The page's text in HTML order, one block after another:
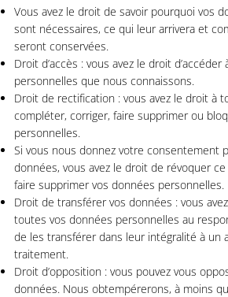
Vous avez le droit de savoir pourquoi vos
sont nécessaires, ce qui leur arrivera et
seront conservées.
Droit d’accès : vous avez le droit d’accéder
personnelles que nous connaissons.
Droit de rectification : vous avez le droit à
compléter, corriger, faire supprimer ou
personnelles.
Si vous nous donnez votre consentement
données, vous avez le droit de révoquer
faire supprimer vos données personnelles.
Droit de transférer vos données : vous
toutes vos données personnelles au
de les transférer dans leur intégralité à un
traitement.
Droit d’opposition : vous pouvez vous
données. Nous obtempérerons, à moins